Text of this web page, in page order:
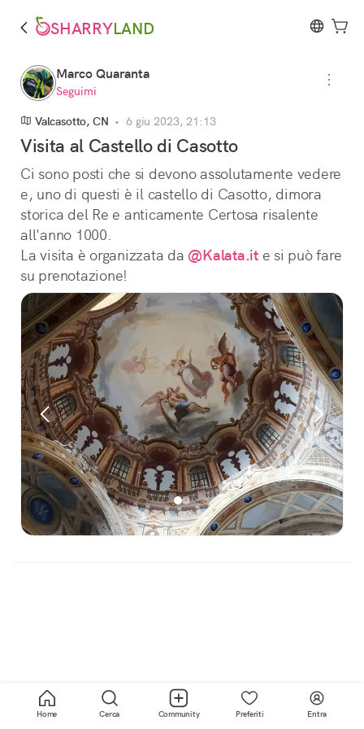
SHARRYLAND
Marco Quaranta
Seguimi
Valcasotto, CN • 6 giu 2023, 21:13
Visita al Castello di Casotto
Ci sono posti che si devono assolutamente vedere
e, uno di questi è il castello di Casotto, dimora
storica del Re e anticamente Certosa risalente
all'anno 1000.
La visita è organizzata da @Kalata.it e si può fare
su prenotazione!
Home Cerca Community Preferiti Entra